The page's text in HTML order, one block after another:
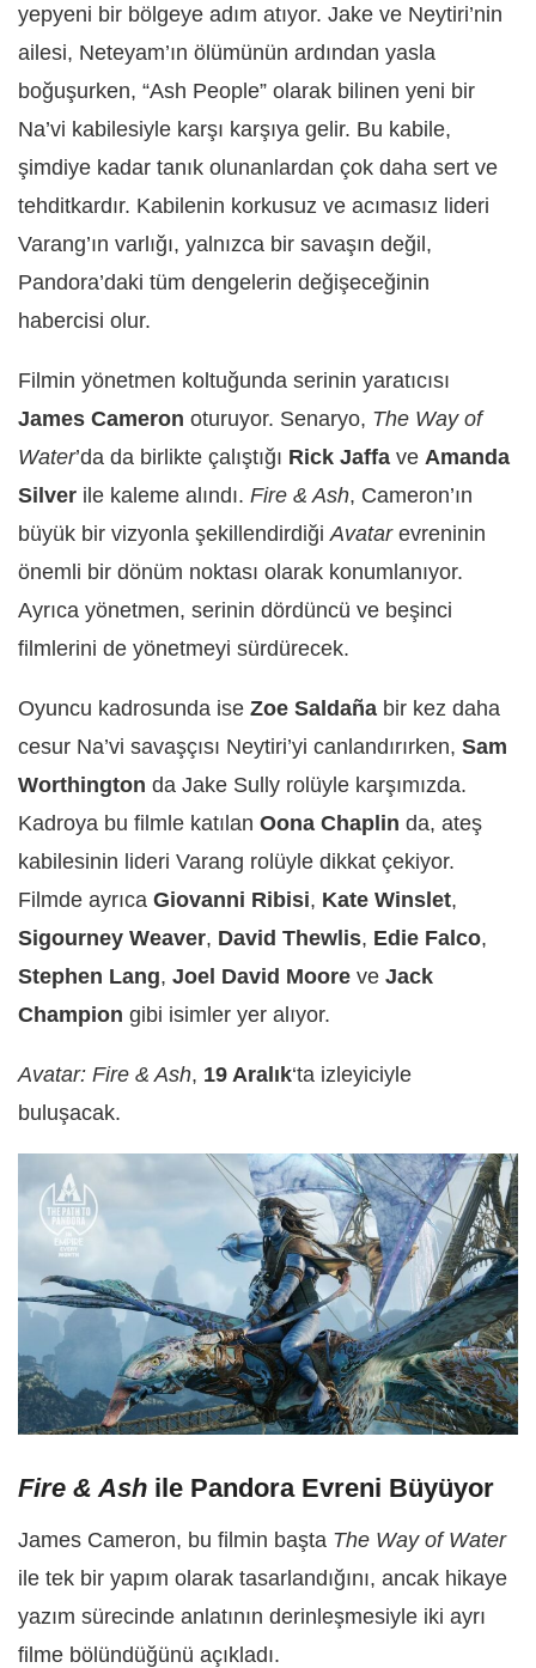
yepyeni bir bölgeye adım atıyor. Jake ve Neytiri’nin
ailesi, Neteyam’ın ölümünün ardından yasla
boğuşurken, “Ash People” olarak bilinen yeni bir
Na’vi kabilesiyle karşı karşıya gelir. Bu kabile,
şimdiye kadar tanık olunanlardan çok daha sert ve
tehditkardır. Kabilenin korkusuz ve acımasız lideri
Varang’ın varlığı, yalnızca bir savaşın değil,
Pandora’daki tüm dengelerin değişeceğinin
habercisi olur.
Filmin yönetmen koltuğunda serinin yaratıcısı
James Cameron oturuyor. Senaryo, The Way of
Water’da da birlikte çalıştığı Rick Jaffa ve Amanda
Silver ile kaleme alındı. Fire & Ash, Cameron’ın
büyük bir vizyonla şekillendirdiği Avatarevreninin
önemli bir dönüm noktası olarak konumlanıyor.
Ayrıca yönetmen, serinin dördüncü ve beşinci
filmlerini de yönetmeyi sürdürecek.
Oyuncu kadrosunda ise Zoe Saldaña bir kez daha
cesur Na’vi savaşçısı Neytiri’yi canlandırırken, Sam
Worthington da Jake Sully rolüyle karşımızda.
Kadroya bu filmle katılan Oona Chaplin da, ateş
kabilesinin lideri Varang rolüyle dikkat çekiyor.
Filmde ayrıca Giovanni Ribisi, Kate Winslet,
Sigourney Weaver, David Thewlis, Edie Falco,
Stephen Lang, Joel David Moore ve Jack
Champion gibi isimler yer alıyor.
Avatar: Fire & Ash, 19 Aralık‘ta izleyiciyle
buluşacak.
Fire & Ash ile Pandora Evreni Büyüyor
James Cameron, bu filmin başta The Way of Water
ile tek bir yapım olarak tasarlandığını, ancak hikaye
yazım sürecinde anlatının derinleşmesiyle iki ayrı
filme bölündüğünü açıkladı.